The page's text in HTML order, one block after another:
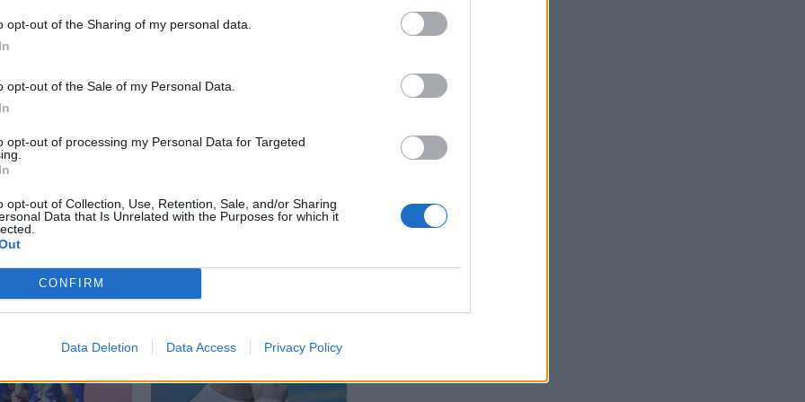
opt-out of the Sharing of my personal data.
opt-out of the Sale of my Personal Data.
opt-out of processing my Personal Data for Targeted
opt-out of Collection, Use, Retention, Sale, and/or Sharing
Data that Is Unrelated with the Purposes for which it
CONFIRM
Data Deletion Data Access Privacy Policy
na Březových Horách